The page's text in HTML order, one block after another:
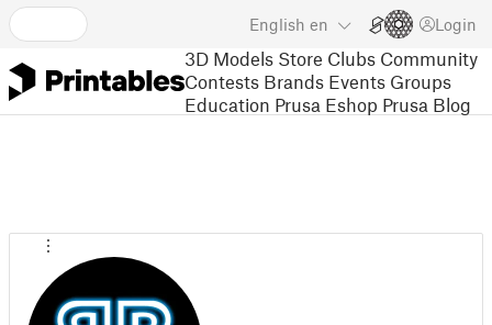
English en Login
3D Models Store Clubs Community
Contests Brands Events Groups
Education Prusa Eshop Prusa Blog